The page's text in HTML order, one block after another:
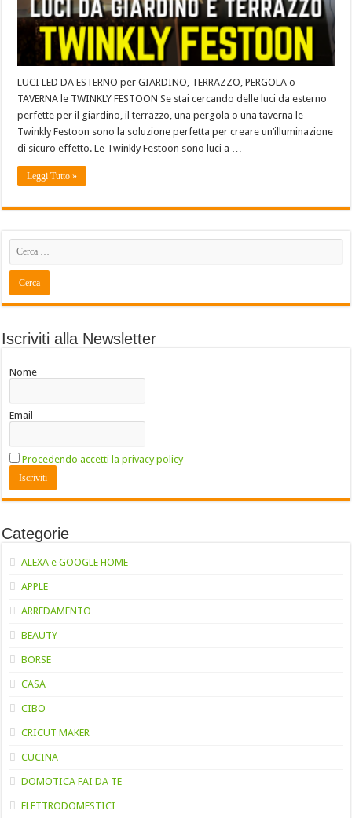
LUCI LED DA ESTERNO per GIARDINO, TERRAZZO, PERGOLA o
TAVERNA le TWINKLY FESTOON Se stai cercando delle luci da esterno
perfette per il giardino, il terrazzo, una pergola o una taverna le
Twinkly Festoon sono la soluzione perfetta per creare un’illuminazione
di sicuro effetto. Le Twinkly Festoon sono luci a …
Leggi Tutto »
Iscriviti alla Newsletter
Nome
Email
Procedendo accetti la privacy policy
Categorie
ALEXA e GOOGLE HOME
APPLE
ARREDAMENTO
BEAUTY
BORSE
CASA
CIBO
CRICUT MAKER
CUCINA
DOMOTICA FAI DA TE
ELETTRODOMESTICI